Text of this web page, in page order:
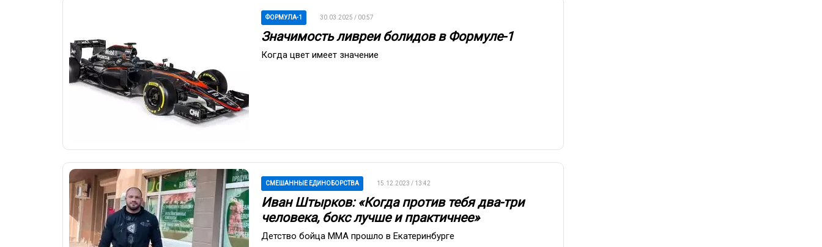
ФОРМУЛА-1 30.03.2025 / 00:57
Значимость ливреи болидов в Формуле-1
Когда цвет имеет значение
СМЕШАННЫЕ ЕДИНОБОРСТВА 15.12.2023 / 13:42
Иван Штырков: «Когда против тебя два-три
человека, бокс лучше и практичнее»
Детство бойца ММА прошло в Екатеринбурге